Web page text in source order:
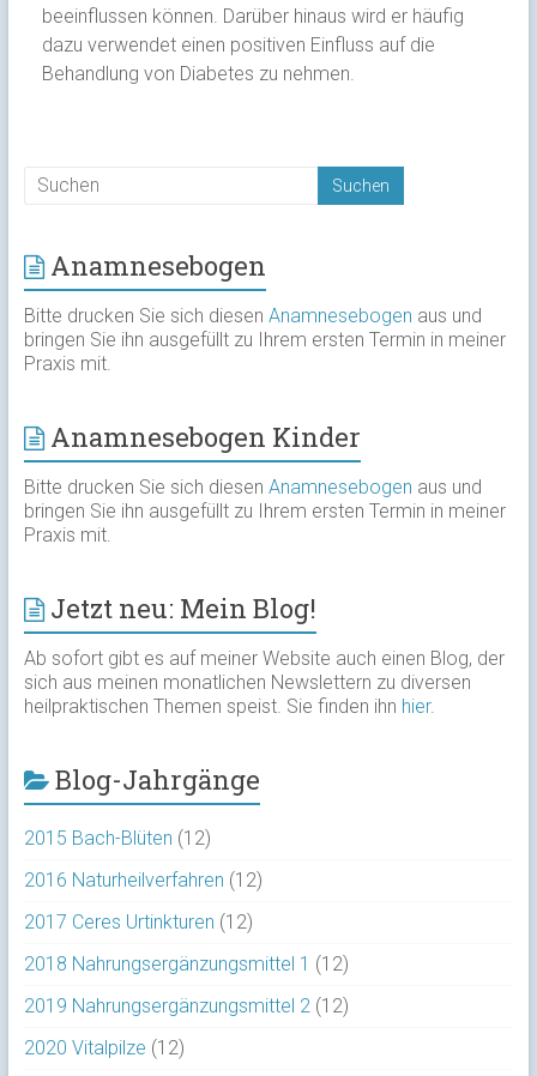
beeinflussen können. Darüber hinaus wird er häufig
dazu verwendet einen positiven Einfluss auf die
Behandlung von Diabetes zu nehmen.
Anamnesebogen
Bitte drucken Sie sich diesen Anamnesebogen aus und
bringen Sie ihn ausgefüllt zu Ihrem ersten Termin in meiner
Praxis mit.
Anamnesebogen Kinder
Bitte drucken Sie sich diesen Anamnesebogen aus und
bringen Sie ihn ausgefüllt zu Ihrem ersten Termin in meiner
Praxis mit.
Jetzt neu: Mein Blog!
Ab sofort gibt es auf meiner Website auch einen Blog, der
sich aus meinen monatlichen Newslettern zu diversen
heilpraktischen Themen speist. Sie finden ihn hier.
Blog-Jahrgänge
2015 Bach-Blüten (12)
2016 Naturheilverfahren (12)
2017 Ceres Urtinkturen (12)
2018 Nahrungsergänzungsmittel 1 (12)
2019 Nahrungsergänzungsmittel 2 (12)
2020 Vitalpilze (12)